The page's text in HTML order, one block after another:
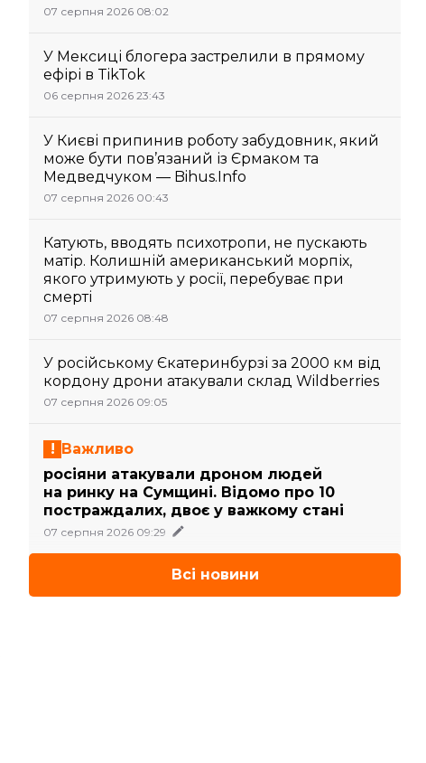
07 серпня 2026 08:02
У Мексиці блогера застрелили в прямому
ефірі в TikTok
06 серпня 2026 23:43
У Києві припинив роботу забудовник, який
може бути пов’язаний із Єрмаком та
Медведчуком — Bihus.Info
07 серпня 2026 00:43
Катують, вводять психотропи, не пускають
матір. Колишній американський морпіх,
якого утримують у росії, перебуває при
смерті
07 серпня 2026 08:48
У російському Єкатеринбурзі за 2000 км від
кордону дрони атакували склад Wildberries
07 серпня 2026 09:05
Важливо
росіяни атакували дроном людей
на ринку на Сумщині. Відомо про 10
постраждалих, двоє у важкому стані
07 серпня 2026 09:29
Всі новини